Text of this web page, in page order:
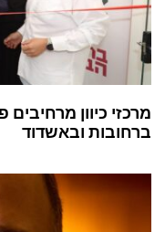
מרכזי כיוון
ברחובות ובאשדוד